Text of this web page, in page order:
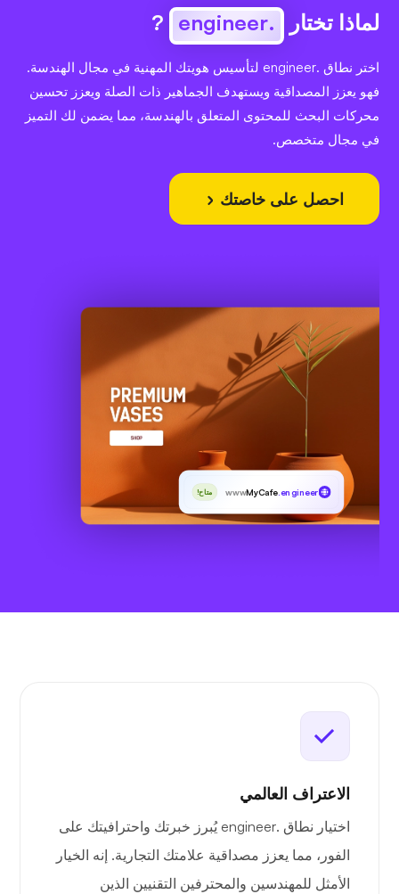
لماذا تختار .engineer
?
اختر نطاق .engineer لتأسيس هويتك المهنية في مجال الهندسة.
فهو يعزز المصداقية ويستهدف الجماهير ذات الصلة ويعزز تحسين
محركات البحث للمحتوى المتعلق بالهندسة، مما يضمن لك التميز
في مجال متخصص.
احصل على خاصتك
wwwMyCafe .engineer متاح!
الاعتراف العالمي
اختيار نطاق .engineer يُبرز خبرتك واحترافيتك على
الفور، مما يعزز مصداقية علامتك التجارية. إنه الخيار
الأمثل للمهندسين والمحترفين التقنيين الذين